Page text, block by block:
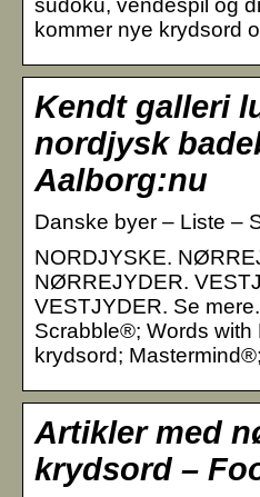
sudoku, vendespil og
kommer nye krydsord
Kendt galleri
nordjysk
Aalborg:nu
Danske byer – Liste –
NORDJYSKE.
NØRREJYDER.
VESTJYDER. Se
Scrabble®; Words
krydsord;
Artikler med
krydsord –